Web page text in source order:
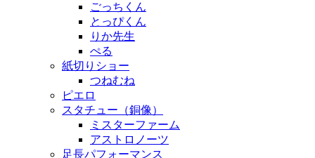
ごっちくん
とっぴくん
りか先生
ぺる
紙切りショー
つねむね
ピエロ
スタチュー（銅像）
ミスターファーム
アストロノーツ
足長パフォーマンス